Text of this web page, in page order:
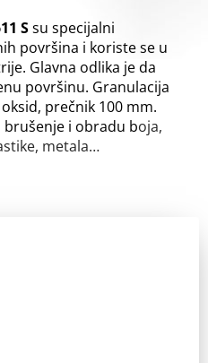
Ssu specijalni
površina i koriste se u
Glavna odlika je da
površinu. Granulacija
prečnik 100 mm.
brušenje i obradu boja,
e, metala…